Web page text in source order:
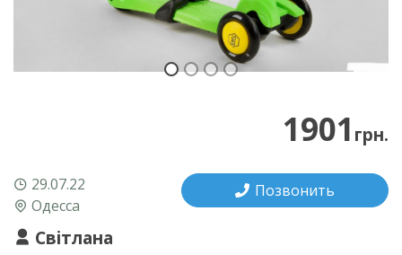
1901 грн.
29.07.22
Одесса
Світлана
Позвонить